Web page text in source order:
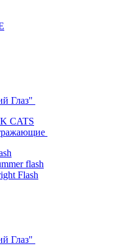
Глаз"
CATS
flash
Flash
Глаз"